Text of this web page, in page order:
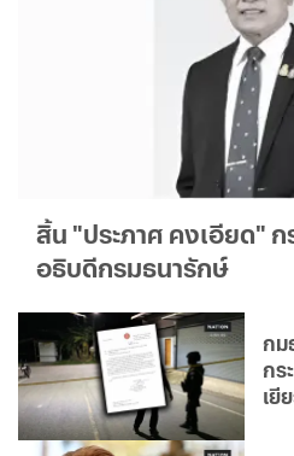
สิ้น "ประภาศ คงเอียด"
อธิบดีกรมธนารักษ์
กม
กร
เยี